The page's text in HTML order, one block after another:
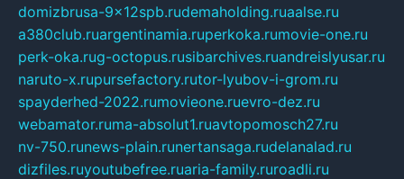
domizbrusa-9x12spb.rudemaholding.ruaalse.ru
a380club.ruargentinamia.ruperkoka.rumovie-one.ru
perk-oka.rug-octopus.rusibarchives.ruandreislyusar.ru
naruto-x.rupursefactory.rutor-lyubov-i-grom.ru
spayderhed-2022.rumovieone.ruevro-dez.ru
webamator.ruma-absolut1.ruavtopomosch27.ru
nv-750.runews-plain.runertansaga.rudelanalad.ru
dizfiles.ruyoutubefree.ruaria-family.ruroadli.ru